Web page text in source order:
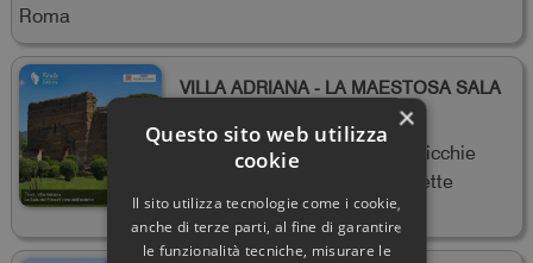
Roma
VILLA ADRIANA - LA MAESTOSA SALA
Deve il suo nome alle sette nicchie
nell’abside, tante quante i Sette
Sapienti. Ma non era così...
×
Questo sito web utilizza
cookie
Il sito utilizza tecnologie come i cookie,
anche di terze parti, al fine di garantire
le funzionalità tecniche, misurare le